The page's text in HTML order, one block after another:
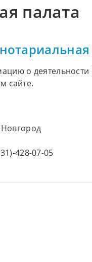
палата
о
сайте.
428-07-05